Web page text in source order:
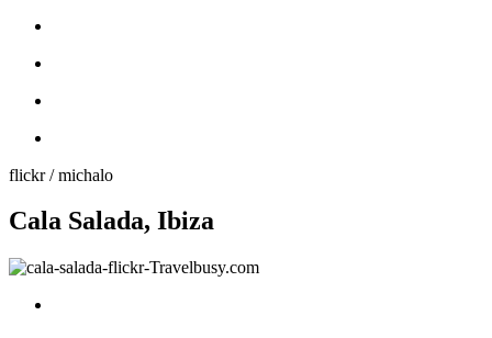
flickr / michalo
Cala Salada, Ibiza